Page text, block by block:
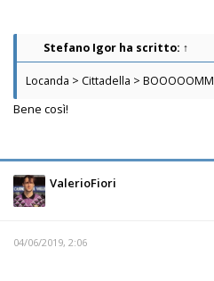
Stefano Igor ha scritto: ↑
Locanda > Cittadella > BOOOOOMM
Bene così!
ValerioFiori
04/06/2019, 2:06